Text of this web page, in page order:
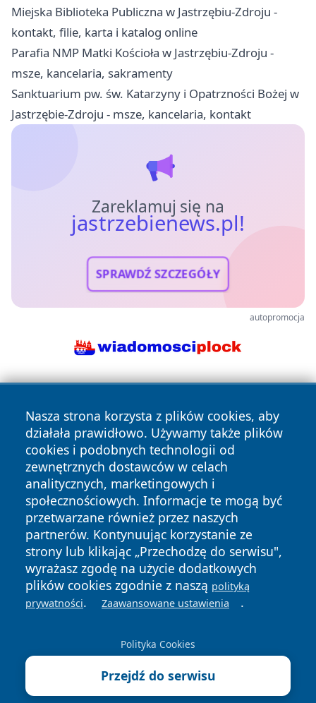
Miejska Biblioteka Publiczna w Jastrzębiu-Zdroju -
kontakt, filie, karta i katalog online
Parafia NMP Matki Kościoła w Jastrzębiu-Zdroju -
msze, kancelaria, sakramenty
Sanktuarium pw. św. Katarzyny i Opatrzności Bożej w
Jastrzębie-Zdroju - msze, kancelaria, kontakt
Zareklamuj się na
jastrzebienews.pl!
SPRAWDŹ SZCZEGÓŁY
autopromocja
Nasza strona korzysta z plików cookies, aby
działała prawidłowo. Używamy także plików
cookies i podobnych technologii od
zewnętrznych dostawców w celach
analitycznych, marketingowych i
społecznościowych. Informacje te mogą być
przetwarzane również przez naszych
partnerów. Kontynuując korzystanie ze
strony lub klikając „Przechodzę do serwisu",
wyrażasz zgodę na użycie dodatkowych
plików cookies zgodnie z naszą polityką
prywatności. Zaawansowane ustawienia .
Polityka Cookies
Przejdź do serwisu
Copyright © 2026 jastrzebienews.pl Wszystkie prawa
zastrzeżone.
News Autorzy
Polityka
Prywatności
Polityka
Cookies